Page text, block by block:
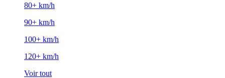
80+ km/h
90+ km/h
100+ km/h
120+ km/h
Voir tout